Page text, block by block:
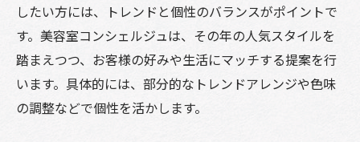
したい方には、トレンドと個性のバランスがポイントで
す。美容室コンシェルジュは、その年の人気スタイルを
踏まえつつ、お客様の好みや生活にマッチする提案を行
います。具体的には、部分的なトレンドアレンジや色味
の調整などで個性を活かします。